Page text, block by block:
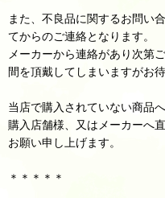
また、不良品に関するお問い
てからのご連絡となります。
メーカーから連絡があり次第
間を頂戴してしまいますがお
当店で購入されていない商品
購入店舗様、又はメーカーへ
お願い申し上げます。
＊＊＊＊＊